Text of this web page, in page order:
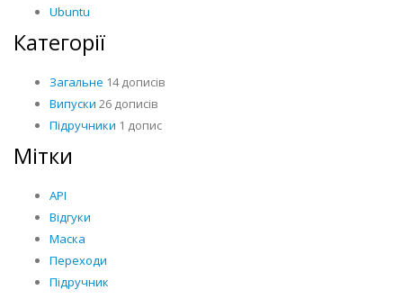
Ubuntu
Категорії
Загальне 14 дописів
Випуски 26 дописів
Підручники 1 допис
Мітки
API
Відгуки
Маска
Переходи
Підручник